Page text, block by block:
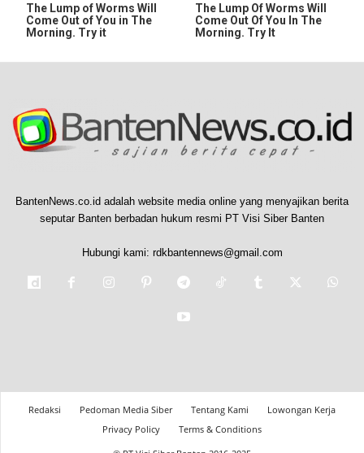
The Lump of Worms Will
Come Out of You in The
Morning. Try it
The Lump Of Worms Will
Come Out Of You In The
Morning. Try It
BantenNews.co.id adalah website media online yang menyajikan berita
seputar Banten berbadan hukum resmi PT Visi Siber Banten
Hubungi kami: rdkbantennews@gmail.com
Redaksi Pedoman Media Siber Tentang Kami
Lowongan Kerja
Privacy Policy
Terms & Conditions